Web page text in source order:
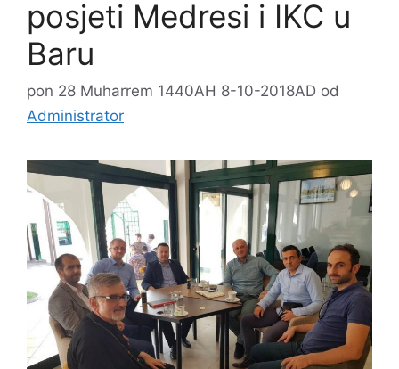
posjeti Medresi i IKC u
Baru
pon 28 Muharrem 1440AH 8-10-2018AD od
Administrator